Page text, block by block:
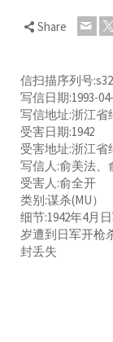
Share
信扫描序列号
写信日期:1993-
写信地址:浙江省
受害日期:1942
受害地址:浙江
写信人:俞美法、
受害人:俞全开
类别:谋杀(MU）
细节:1942年4月
岁遭到日军开枪
封丢失